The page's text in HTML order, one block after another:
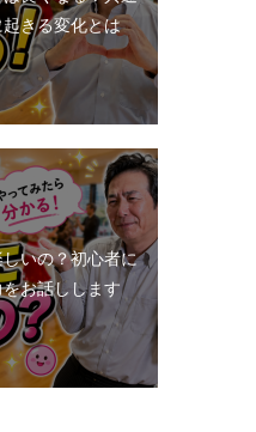
きる変化とは
いの？初心者に
お話しします